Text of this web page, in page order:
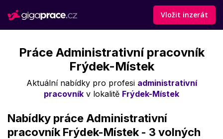
Vložit inzerát
Práce Administrativní pracovník
Frýdek-Místek
Aktuální nabídky pro profesi administrativní
pracovník v lokalitě Frýdek-Místek
Nabídky práce Administrativní
pracovník Frýdek-Místek - 3 volných